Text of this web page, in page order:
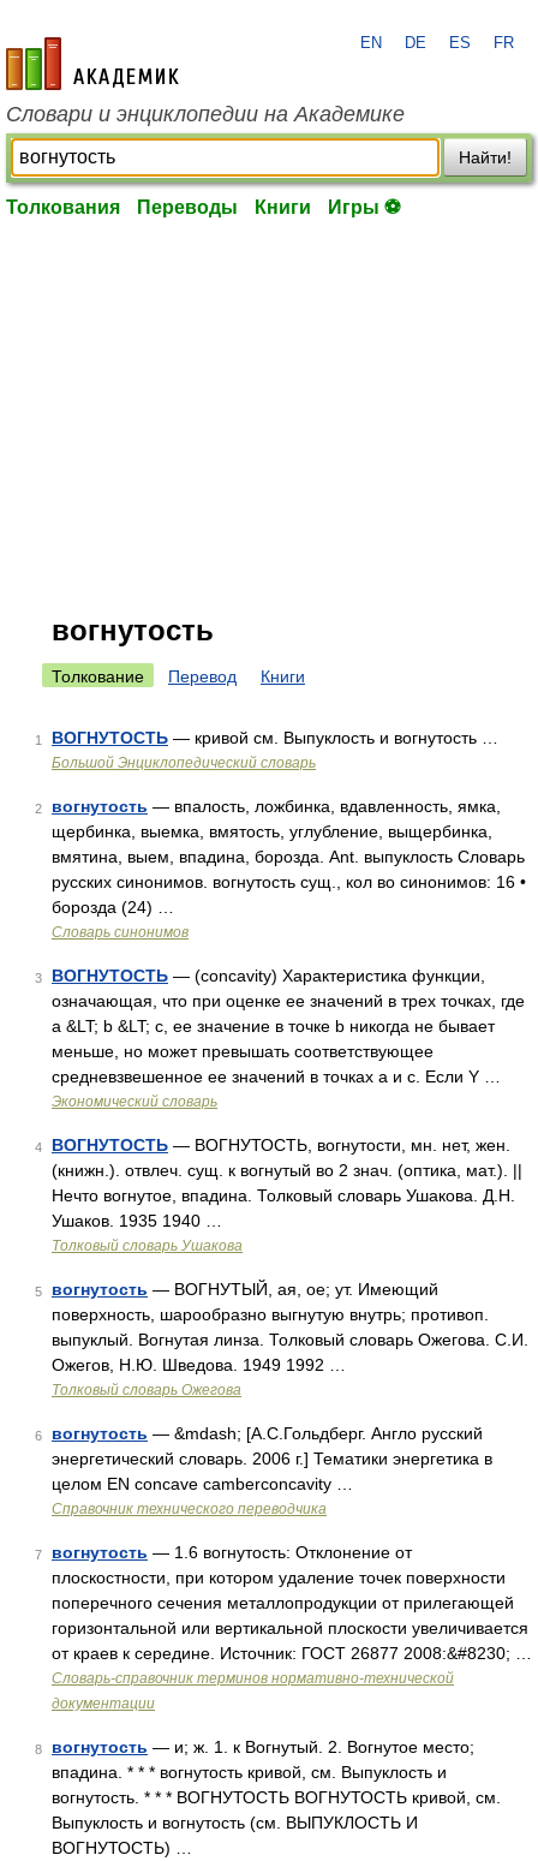
academic.ru
EN DE ES FR
Словари и энциклопедии на Академике
Найти!
Толкования Переводы Книги Игры ⚽
вогнутость
Толкование Перевод Книги
1 ВОГНУТОСТЬ — кривой см. Выпуклость и вогнутость …
Большой Энциклопедический словарь
2 вогнутость — впалость, ложбинка, вдавленность, ямка,
щербинка, выемка, вмятость, углубление, выщербинка,
вмятина, выем, впадина, борозда. Ant. выпуклость Словарь
русских синонимов. вогнутость сущ., кол во синонимов: 16 •
борозда (24) …
Словарь синонимов
3 ВОГНУТОСТЬ — (concavity) Характеристика функции,
означающая, что при оценке ее значений в трех точках, где
а &LT; b &LT; с, ее значение в точке b никогда не бывает
меньше, но может превышать соответствующее
средневзвешенное ее значений в точках а и с. Если Y …
Экономический словарь
4 ВОГНУТОСТЬ — ВОГНУТОСТЬ, вогнутости, мн. нет, жен.
(книжн.). отвлеч. сущ. к вогнутый во 2 знач. (оптика, мат.). ||
Нечто вогнутое, впадина. Толковый словарь Ушакова. Д.Н.
Ушаков. 1935 1940 …
Толковый словарь Ушакова
5 вогнутость — ВОГНУТЫЙ, ая, ое; ут. Имеющий
поверхность, шарообразно выгнутую внутрь; противоп.
выпуклый. Вогнутая линза. Толковый словарь Ожегова. С.И.
Ожегов, Н.Ю. Шведова. 1949 1992 …
Толковый словарь Ожегова
6 вогнутость — &mdash; [А.С.Гольдберг. Англо русский
энергетический словарь. 2006 г.] Тематики энергетика в
целом EN concave camberconcavity …
Справочник технического переводчика
7 вогнутость — 1.6 вогнутость: Отклонение от
плоскостности, при котором удаление точек поверхности
поперечного сечения металлопродукции от прилегающей
горизонтальной или вертикальной плоскости увеличивается
от краев к середине. Источник: ГОСТ 26877 2008:&#8230; …
Словарь-справочник терминов нормативно-технической
документации
8 вогнутость — и; ж. 1. к Вогнутый. 2. Вогнутое место;
впадина. * * * вогнутость кривой, см. Выпуклость и
вогнутость. * * * ВОГНУТОСТЬ ВОГНУТОСТЬ кривой, см.
Выпуклость и вогнутость (см. ВЫПУКЛОСТЬ И
ВОГНУТОСТЬ) …